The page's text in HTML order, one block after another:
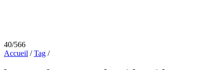
40/566
Accueil /Tag /